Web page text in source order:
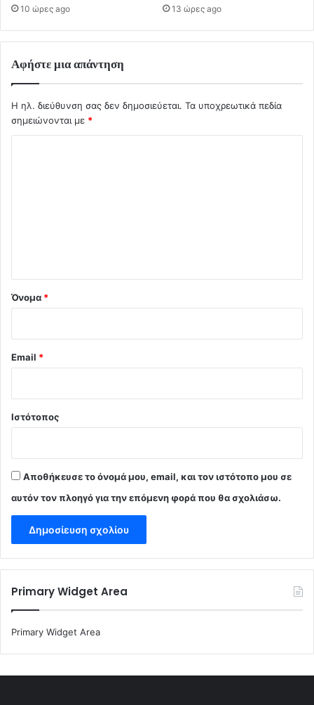
10 ώρες ago 13 ώρες ago
Αφήστε μια απάντηση
Η ηλ. διεύθυνση σας δεν δημοσιεύεται. Τα υποχρεωτικά πεδία
σημειώνονται με *
Όνομα *
Email *
Ιστότοπος
Αποθήκευσε το όνομά μου, email, και τον ιστότοπο μου σε
αυτόν τον πλοηγό για την επόμενη φορά που θα σχολιάσω.
Primary Widget Area
Primary Widget Area